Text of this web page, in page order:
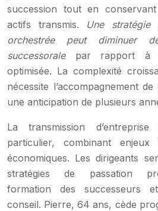
succession tout en
actifs transmis. Une stratégie
orchestrée peut diminuer
successoralepar rapport à
optimisée. La complexité
nécessite l’accompagnement
une anticipation de plusieurs
La transmission
particulier, combinant
économiques. Les dirigeants
stratégies de passation
formation des successeurs
conseil. Pierre, 64 ans, cède